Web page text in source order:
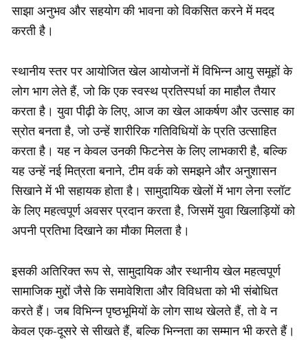
साझा अनुभव और सहयोग की भावना को विकसित करने में मदद
करती है।
स्थानीय स्तर पर आयोजित खेल आयोजनों में विभिन्न आयु समूहों के
लोग भाग लेते हैं, जो कि एक स्वस्थ प्रतिस्पर्धा का माहौल तैयार
करता है। युवा पीढ़ी के लिए, आज का खेल आकर्षण और उत्साह का
स्रोत बनता है, जो उन्हें शारीरिक गतिविधियों के प्रति उत्साहित
करता है। यह न केवल उनकी फिटनेस के लिए लाभकारी है, बल्कि
यह उन्हें नई मित्रता बनाने, टीम वर्क को समझने और अनुशासन
सिखाने में भी सहायक होता है। सामुदायिक खेलों में भाग लेना स्लॉट
के लिए महत्वपूर्ण अवसर प्रदान करता है, जिसमें युवा खिलाड़ियों को
अपनी प्रतिभा दिखाने का मौका मिलता है।
इसकी अतिरिक्त रूप से, सामुदायिक और स्थानीय खेल महत्वपूर्ण
सामाजिक मुद्दों जैसे कि समावेशिता और विविधता को भी संबोधित
करते हैं। जब विभिन्न पृष्ठभूमियों के लोग साथ खेलते हैं, तो वे न
केवल एक-दूसरे से सीखते हैं, बल्कि भिन्नता का सम्मान भी करते हैं।